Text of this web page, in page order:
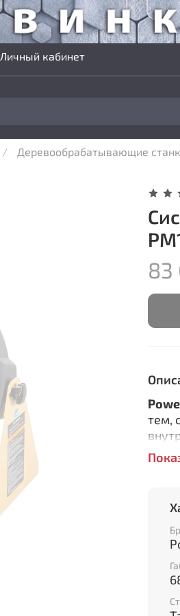
Личный кабинет
Деревообрабатывающие
83
тем,
нет
На